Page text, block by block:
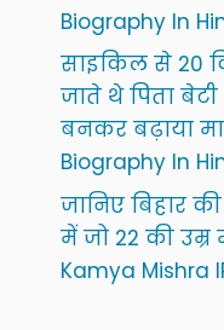
Biography In
साइकिल से 20
जाते थे पिता
बनकर बढ़ाया
Biography In
जानिए बिहार
में जो 22 की
Kamya Mishra